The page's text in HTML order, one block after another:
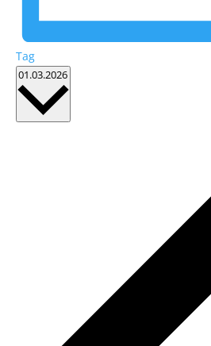
Tag
01.03.2026Datum